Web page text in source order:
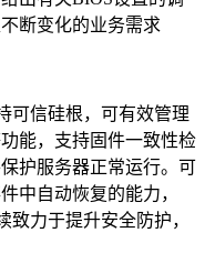
断变化的业务需求
可信硅根，可有效管理
能，支持固件一致性检
护服务器正常运行。可
中自动恢复的能力，
致力于提升安全防护，